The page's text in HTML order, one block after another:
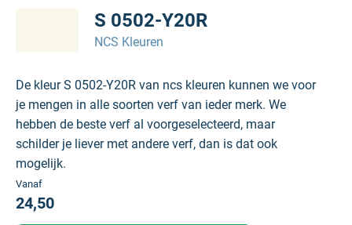
S 0502-Y20R
NCS Kleuren
De kleur S 0502-Y20R van ncs kleuren kunnen we voor
je mengen in alle soorten verf van ieder merk. We
hebben de beste verf al voorgeselecteerd, maar
schilder je liever met andere verf, dan is dat ook
mogelijk.
Vanaf
24,50